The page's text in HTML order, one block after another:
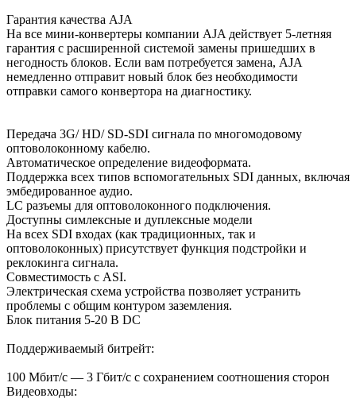
Гарантия качества AJA
На все мини-конвертеры компании AJA действует 5-летняя
гарантия c расширенной системой замены пришедших в
негодность блоков. Если вам потребуется замена, AJA
немедленно отправит новый блок без необходимости
отправки самого конвертора на диагностику.
Передача 3G/ HD/ SD-SDI сигнала по многомодовому
оптоволоконному кабелю.
Автоматическое определение видеоформата.
Поддержка всех типов вспомогательных SDI данных, включая
эмбедированное аудио.
LC разъемы для оптоволоконного подключения.
Доступны симлексные и дуплексные модели
На всех SDI входах (как традиционных, так и
оптоволоконных) присутствует функция подстройки и
реклокинга сигнала.
Совместимость с ASI.
Электрическая схема устройства позволяет устранить
проблемы с общим контуром заземления.
Блок питания 5-20 В DC
Поддерживаемый битрейт:
100 Мбит/c — 3 Гбит/с с сохранением соотношения сторон
Видеовходы: